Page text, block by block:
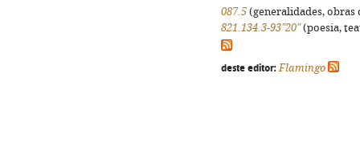
087.5 (generalidades,
821.134.3-93"20"(poesia,
deste editor: Flamingo